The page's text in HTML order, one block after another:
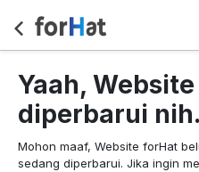
Yaah, Website
diperbarui
Mohon maaf, Website forHat
sedang diperbarui. Jika ingin